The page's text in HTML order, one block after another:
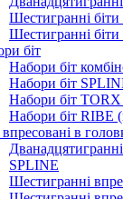
Шестигранні
Шестигранні
біт
Набори біт
Набори біт
Набори біт
Набори біт RIBE
впресовані в
SPLINE
Шестигранні